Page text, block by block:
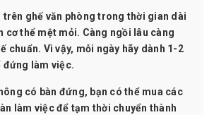
trên ghế văn phòng trong thời gian dài
cơ thể mệt mỏi. Càng ngồi lâu càng
chuẩn. Vì vậy, mỗi ngày hãy dành 1-2
đứng làm việc.
có bàn đứng, bạn có thể mua các
làm việc để tạm thời chuyển thành